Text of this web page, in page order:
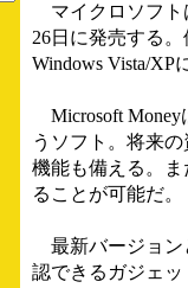
マイクロソフト
26日に発売する。
Windows Vista/XP
Microsoft Money
うソフト。将来
機能も備える。
ることが可能だ。
最新バージョン
認できるガジェ